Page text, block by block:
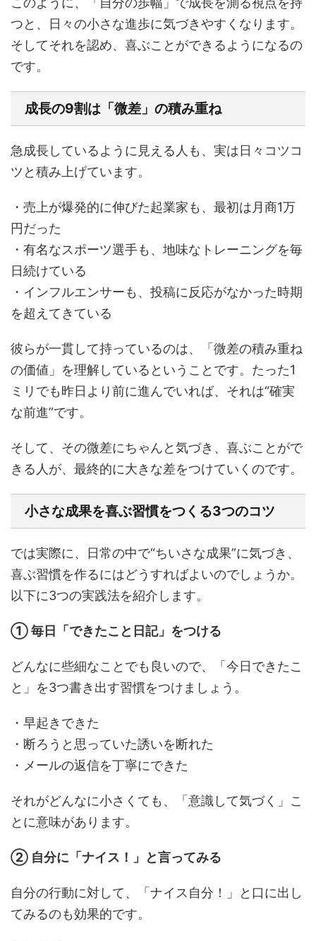
つと、日々の小さな進歩に気づきやすくなります。
そしてそれを認め、喜ぶことができるようになるの
です。
成長の9割は「微差」の積み重ね
急成長しているように見える人も、実は日々コツコ
ツと積み上げています。
・売上が爆発的に伸びた起業家も、最初は月商1万
円だった
・有名なスポーツ選手も、地味なトレーニングを毎
日続けている
・インフルエンサーも、投稿に反応がなかった時期
を超えてきている
彼らが一貫して持っているのは、「微差の積み重ね
の価値」を理解しているということです。たった1
ミリでも昨日より前に進んでいれば、それは“確実
な前進”です。
そして、その微差にちゃんと気づき、喜ぶことがで
きる人が、最終的に大きな差をつけていくのです。
小さな成果を喜ぶ習慣をつくる3つのコツ
では実際に、日常の中で“ちいさな成果”に気づき、
喜ぶ習慣を作るにはどうすればよいのでしょうか。
以下に3つの実践法を紹介します。
① 毎日「できたこと日記」をつける
どんなに些細なことでも良いので、「今日できたこ
と」を3つ書き出す習慣をつけましょう。
・早起きできた
・断ろうと思っていた誘いを断れた
・メールの返信を丁寧にできた
それがどんなに小さくても、「意識して気づく」こ
とに意味があります。
② 自分に「ナイス！」と言ってみる
自分の行動に対して、「ナイス自分！」と口に出し
てみるのも効果的です。